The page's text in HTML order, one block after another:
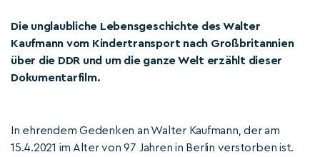
Die unglaubliche Lebensgeschichte des Walter
Kaufmann vom Kindertransport nach Großbritannien
über die DDR und um die ganze Welt erzählt dieser
Dokumentarfilm.
In ehrendem Gedenken an Walter Kaufmann, der am
15.4.2021 im Alter von 97 Jahren in Berlin verstorben ist.